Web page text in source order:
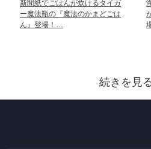
新聞紙でごはんが炊けるタイガ
ー魔法瓶の『魔法のかまどごは
ん』登場！…
続きを見